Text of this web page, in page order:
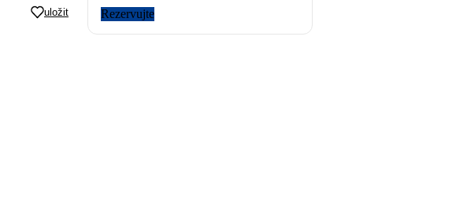
uložit Rezervujte